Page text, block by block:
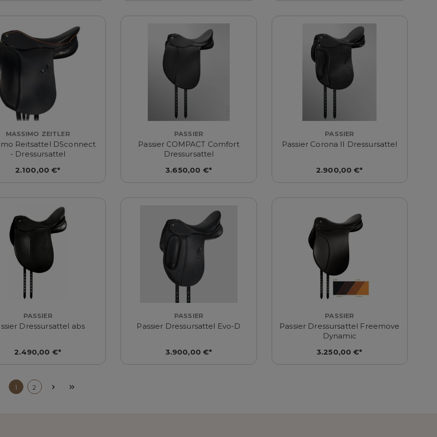
MASSIMO ZEITLER
Reitsattel DSconnect
- Dressursattel
2.100,00 €*
PASSIER
Passier COMPACT Comfort
Dressursattel
3.650,00 €*
PASSIER
Passier Corona II Dressursattel
2.900,00 €*
PASSIER
Dressursattel abs
2.490,00 €*
PASSIER
Passier Dressursattel Evo-D
3.900,00 €*
PASSIER
Passier Dressursattel Freemove
Dynamic
3.250,00 €*
1 2